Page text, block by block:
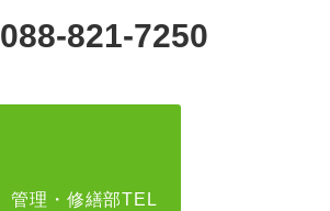
088-821-7250
管理・修繕部TEL